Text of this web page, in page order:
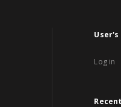
User's
Log in